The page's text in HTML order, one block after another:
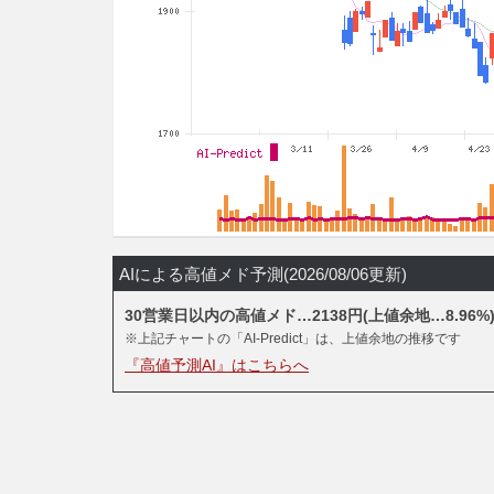
AIによる高値メド予測(2026/08/06更新)
30営業日以内の高値メド…2138円(上値余地…8.96%)
※上記チャートの「AI-Predict」は、上値余地の推移です
『高値予測AI』はこちらへ